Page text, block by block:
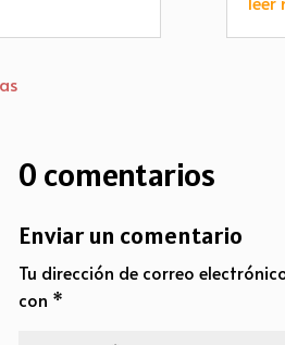
0 comentarios
Enviar un comentario
Tu dirección de correo
con *